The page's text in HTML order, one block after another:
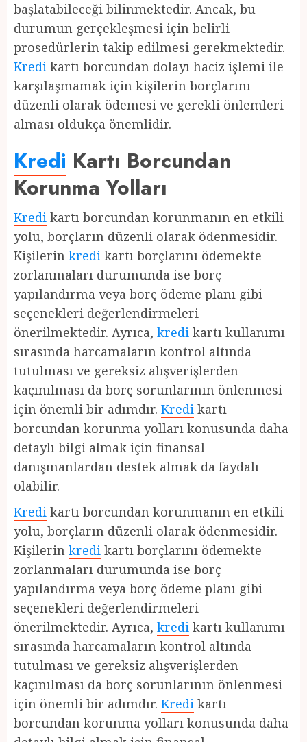
başlatabileceği bilinmektedir. Ancak, bu
durumun gerçekleşmesi için belirli
prosedürlerin takip edilmesi gerekmektedir.
Kredi kartı borcundan dolayı haciz işlemi ile
karşılaşmamak için kişilerin borçlarını
düzenli olarak ödemesi ve gerekli önlemleri
alması oldukça önemlidir.
Kredi Kartı Borcundan
Korunma Yolları
Kredi kartı borcundan korunmanın en etkili
yolu, borçların düzenli olarak ödenmesidir.
Kişilerin kredi kartı borçlarını ödemekte
zorlanmaları durumunda ise borç
yapılandırma veya borç ödeme planı gibi
seçenekleri değerlendirmeleri
önerilmektedir. Ayrıca, kredi kartı kullanımı
sırasında harcamaların kontrol altında
tutulması ve gereksiz alışverişlerden
kaçınılması da borç sorunlarının önlenmesi
için önemli bir adımdır. Kredi kartı
borcundan korunma yolları konusunda daha
detaylı bilgi almak için finansal
danışmanlardan destek almak da faydalı
olabilir.
Kredi kartı borcundan korunmanın en etkili
yolu, borçların düzenli olarak ödenmesidir.
Kişilerin kredi kartı borçlarını ödemekte
zorlanmaları durumunda ise borç
yapılandırma veya borç ödeme planı gibi
seçenekleri değerlendirmeleri
önerilmektedir. Ayrıca, kredi kartı kullanımı
sırasında harcamaların kontrol altında
tutulması ve gereksiz alışverişlerden
kaçınılması da borç sorunlarının önlenmesi
için önemli bir adımdır. Kredi kartı
borcundan korunma yolları konusunda daha